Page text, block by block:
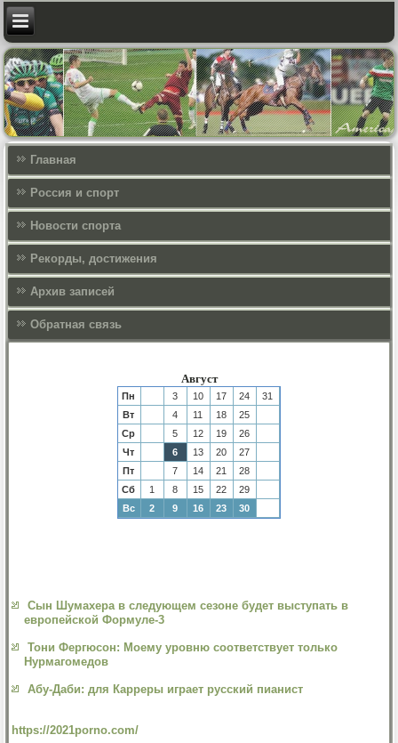
Главная
Россия и спорт
Новости спорта
Рекорды, достижения
Архив записей
Обратная связь
Август
Пн 3 10 17 24
31
Вт
4 11 18
25
Ср
5 12 19
26
Чт
6 13 20
27
Пт
7 14 21
28
Сб
1 8 15 22
29
Вс
2 9 16 23 30
Сын Шумахера в следующем сезоне будет выступать в
европейской Формуле-3
Тони Фергюсон: Моему уровню соответствует только
Нурмагомедов
Абу-Даби: для Карреры играет русский пианист
https://2021porno.com/